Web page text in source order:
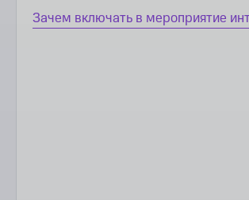
Зачем включать в мероприятие